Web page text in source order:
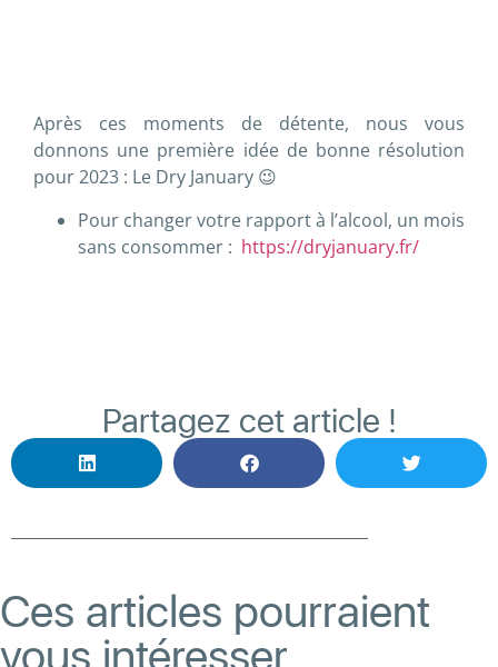
Après ces moments de détente, nous vous
donnons une première idée de bonne résolution
pour 2023 : Le Dry January 😉
Pour changer votre rapport à l’alcool, un mois
sans consommer : https://dryjanuary.fr/
Partagez cet article !
Ces articles pourraient
vous intéresser